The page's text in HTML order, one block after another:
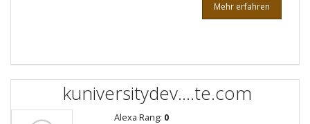
Mehr erfahren
kuniversitydev....te.com
Alexa Rang: 0